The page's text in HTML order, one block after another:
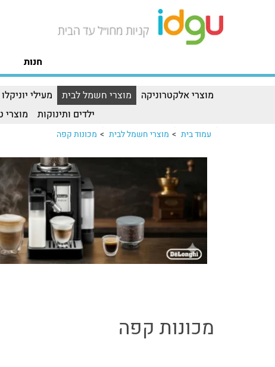
חנות
מוצרי אלקטרוניקה מוצרי חשמל לבית מעילי יוניקלו
ילדים ותינוקות
מוצרי
עמוד בית > מוצרי חשמל לבית > מכונות קפה
מכונות קפה